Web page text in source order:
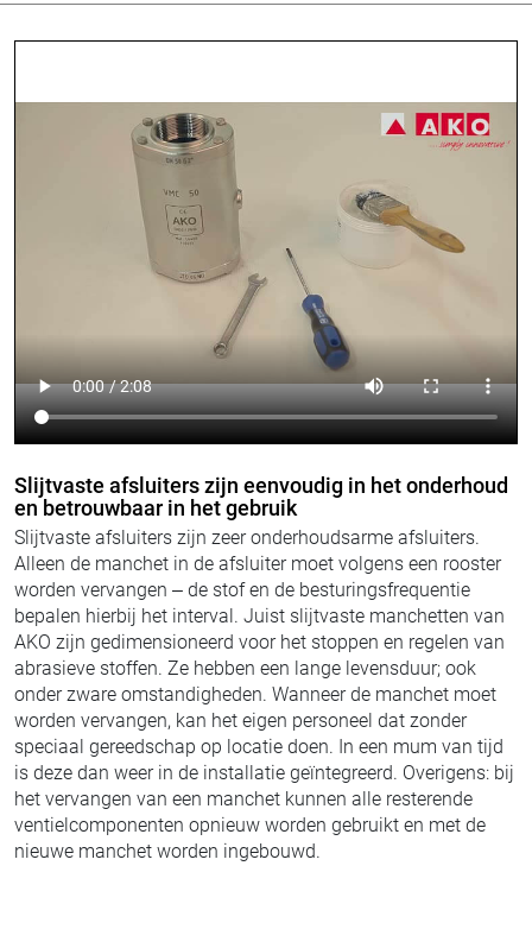
Slijtvaste afsluiters zijn eenvoudig in het onderhoud
en betrouwbaar in het gebruik
Slijtvaste afsluiters zijn zeer onderhoudsarme afsluiters.
Alleen de manchet in de afsluiter moet volgens een rooster
worden vervangen – de stof en de besturingsfrequentie
bepalen hierbij het interval. Juist slijtvaste manchetten van
AKO zijn gedimensioneerd voor het stoppen en regelen van
abrasieve stoffen. Ze hebben een lange levensduur; ook
onder zware omstandigheden. Wanneer de manchet moet
worden vervangen, kan het eigen personeel dat zonder
speciaal gereedschap op locatie doen. In een mum van tijd
is deze dan weer in de installatie geïntegreerd. Overigens: bij
het vervangen van een manchet kunnen alle resterende
ventielcomponenten opnieuw worden gebruikt en met de
nieuwe manchet worden ingebouwd.